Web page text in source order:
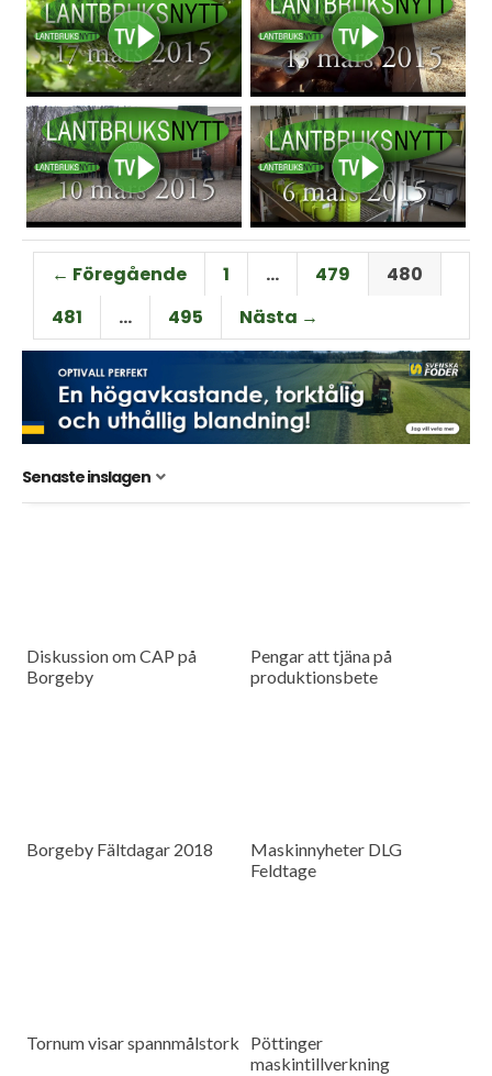
← Föregående 1 … 479
480
481
… 495 Nästa →
Senaste inslagen
Diskussion om CAP på
Borgeby
Pengar att tjäna på
produktionsbete
Borgeby Fältdagar 2018
Maskinnyheter DLG
Feldtage
Tornum visar spannmålstork
Pöttinger
maskintillverkning